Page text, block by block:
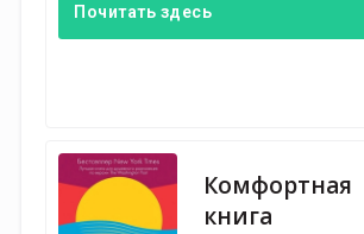
Почитать здесь
Комфортная
книга